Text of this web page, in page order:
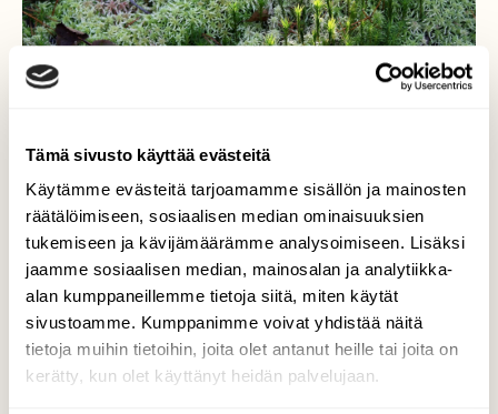
Tämä sivusto käyttää evästeitä
Käytämme evästeitä tarjoamamme sisällön ja mainosten
räätälöimiseen, sosiaalisen median ominaisuuksien
tukemiseen ja kävijämäärämme analysoimiseen. Lisäksi
jaamme sosiaalisen median, mainosalan ja analytiikka-
alan kumppaneillemme tietoja siitä, miten käytät
sivustoamme. Kumppanimme voivat yhdistää näitä
tietoja muihin tietoihin, joita olet antanut heille tai joita on
kerätty, kun olet käyttänyt heidän palvelujaan.
Makromaailma
Sammalmättään sammaliin syyskuinen
aurinko osui vinosti valaisten piskuisia
sammaleiden päitä.